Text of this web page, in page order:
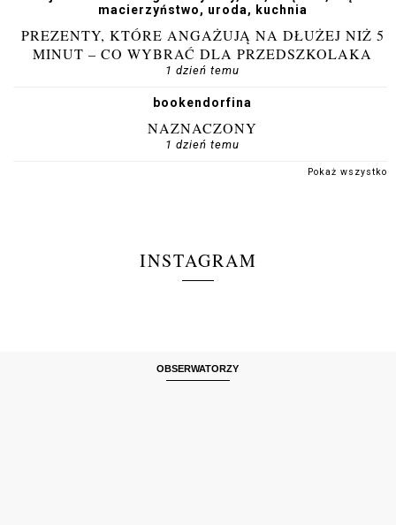
macierzyństwo, uroda, kuchnia
PREZENTY, KTÓRE ANGAŻUJĄ NA DŁUŻEJ NIŻ 5
MINUT – CO WYBRAĆ DLA PRZEDSZKOLAKA
1 dzień temu
bookendorfina
NAZNACZONY
1 dzień temu
Pokaż wszystko
INSTAGRAM
OBSERWATORZY